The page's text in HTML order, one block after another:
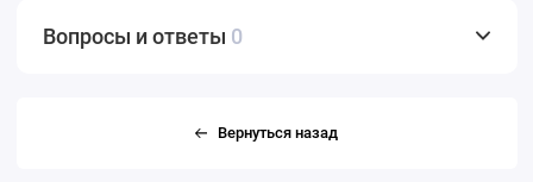
Вопросы и ответы 0
Вернуться назад